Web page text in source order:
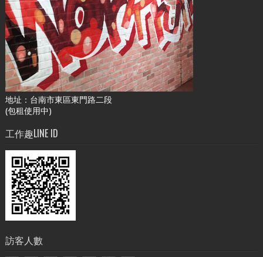
地址：台南市東區東門路二段
(包租使用中)
工作趣LINE ID
訪客人數